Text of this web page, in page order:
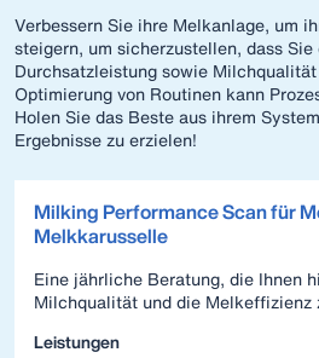
Verbessern Sie ihre Melkanlage, um
steigern, um sicherzustellen, dass
Durchsatzleistung sowie
Optimierung von Routinen kann
Holen Sie das Beste aus ihrem
Ergebnisse zu erzielen!
Milking Performance Scan für
Melkkarusselle
Eine jährliche Beratung, die Ihnen
Milchqualität und die Melkeffizienz
Leistungen